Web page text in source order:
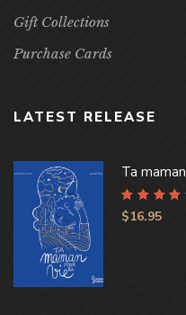
Gift Collections
Purchase Cards
LATEST RELEASE
Ta
Rated 4.96
of 5
$16.95